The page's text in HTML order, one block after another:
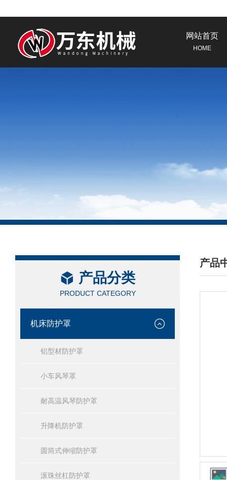
网站首页
HOME
产品分类
PRODUCT CATEGORY
机床防护罩
铝型材防护罩
小车风琴罩
耐高温风琴防护罩
升降机防护罩
圆筒式伸缩防护罩
滚珠丝杠防护罩
产品
/